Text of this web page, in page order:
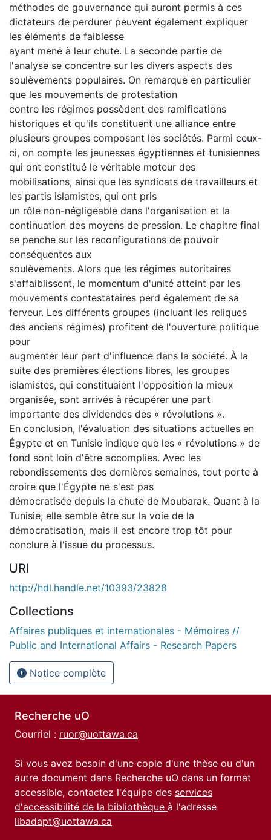
méthodes de gouvernance qui auront permis à ces
dictateurs de perdurer peuvent également expliquer
les éléments de faiblesse
ayant mené à leur chute. La seconde partie de
l'analyse se concentre sur les divers aspects des
soulèvements populaires. On remarque en particulier
que les mouvements de protestation
contre les régimes possèdent des ramifications
historiques et qu'ils constituent une alliance entre
plusieurs groupes composant les sociétés. Parmi ceux-
ci, on compte les jeunesses égyptiennes et tunisiennes
qui ont constitué le véritable moteur des
mobilisations, ainsi que les syndicats de travailleurs et
les partis islamistes, qui ont pris
un rôle non-négligeable dans l'organisation et la
continuation des moyens de pression. Le chapitre final
se penche sur les reconfigurations de pouvoir
conséquentes aux
soulèvements. Alors que les régimes autoritaires
s'affaiblissent, le momentum d'unité atteint par les
mouvements contestataires perd également de sa
ferveur. Les différents groupes (incluant les reliques
des anciens régimes) profitent de l'ouverture politique
pour
augmenter leur part d'influence dans la société. À la
suite des premières élections libres, les groupes
islamistes, qui constituaient l'opposition la mieux
organisée, sont arrivés à récupérer une part
importante des dividendes des « révolutions ».
En conclusion, l'évaluation des situations actuelles en
Égypte et en Tunisie indique que les « révolutions » de
fond sont loin d'être accomplies. Avec les
rebondissements des dernières semaines, tout porte à
croire que l'Égypte ne s'est pas
démocratisée depuis la chute de Moubarak. Quant à la
Tunisie, elle semble être sur la voie de la
démocratisation, mais il est encore trop tôt pour
conclure à l'issue du processus.
URI
http://hdl.handle.net/10393/23828
Collections
Affaires publiques et internationales - Mémoires //
Public and International Affairs - Research Papers
Notice complète
Recherche uO
Courriel : ruor@uottawa.ca
Si vous avez besoin d'une copie d'une thèse ou d'un
autre document dans Recherche uO dans un format
accessible, contactez l'équipe des services
d'accessibilité de la bibliothèque à l'adresse
libadapt@uottawa.ca